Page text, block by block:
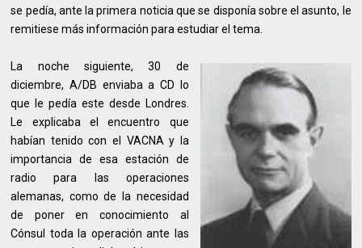
se pedía, ante la primera noticia que se disponía sobre el asunto, le
remitiese más información para estudiar el tema.
La noche siguiente, 30 de
diciembre, A/DB enviaba a CD lo
que le pedía este desde Londres.
Le explicaba el encuentro que
habían tenido con el VACNA y la
importancia de esa estación de
radio para las operaciones
alemanas, como de la necesidad
de poner en conocimiento al
Cónsul toda la operación ante las